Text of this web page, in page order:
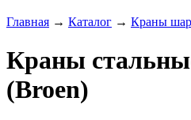
Главная → Каталог → Краны
Краны
(Broen)